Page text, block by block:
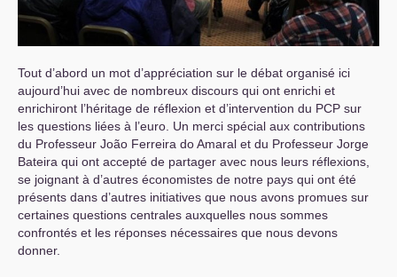
Tout d’abord un mot d’appréciation sur le débat organisé ici
aujourd’hui avec de nombreux discours qui ont enrichi et
enrichiront l’héritage de réflexion et d’intervention du PCP sur
les questions liées à l’euro. Un merci spécial aux contributions
du Professeur João Ferreira do Amaral et du Professeur Jorge
Bateira qui ont accepté de partager avec nous leurs réflexions,
se joignant à d’autres économistes de notre pays qui ont été
présents dans d’autres initiatives que nous avons promues sur
certaines questions centrales auxquelles nous sommes
confrontés et les réponses nécessaires que nous devons
donner.